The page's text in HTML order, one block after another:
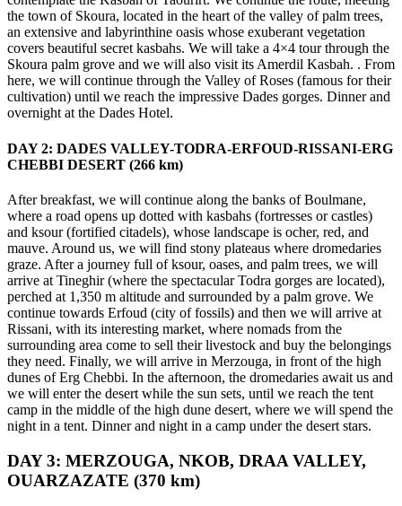
the town of Skoura, located in the heart of the valley of palm trees,
an extensive and labyrinthine oasis whose exuberant vegetation
covers beautiful secret kasbahs. We will take a 4×4 tour through the
Skoura palm grove and we will also visit its Amerdil Kasbah. . From
here, we will continue through the Valley of Roses (famous for their
cultivation) until we reach the impressive Dades gorges. Dinner and
overnight at the Dades Hotel.
DAY 2: DADES VALLEY-TODRA-ERFOUD-RISSANI-ERG
CHEBBI DESERT (266 km)
After breakfast, we will continue along the banks of Boulmane,
where a road opens up dotted with kasbahs (fortresses or castles)
and ksour (fortified citadels), whose landscape is ocher, red, and
mauve. Around us, we will find stony plateaus where dromedaries
graze. After a journey full of ksour, oases, and palm trees, we will
arrive at Tineghir (where the spectacular Todra gorges are located),
perched at 1,350 m altitude and surrounded by a palm grove. We
continue towards Erfoud (city of fossils) and then we will arrive at
Rissani, with its interesting market, where nomads from the
surrounding area come to sell their livestock and buy the belongings
they need. Finally, we will arrive in Merzouga, in front of the high
dunes of Erg Chebbi. In the afternoon, the dromedaries await us and
we will enter the desert while the sun sets, until we reach the tent
camp in the middle of the high dune desert, where we will spend the
night in a tent. Dinner and night in a camp under the desert stars.
DAY 3: MERZOUGA, NKOB, DRAA VALLEY,
OUARZAZATE (370 km)